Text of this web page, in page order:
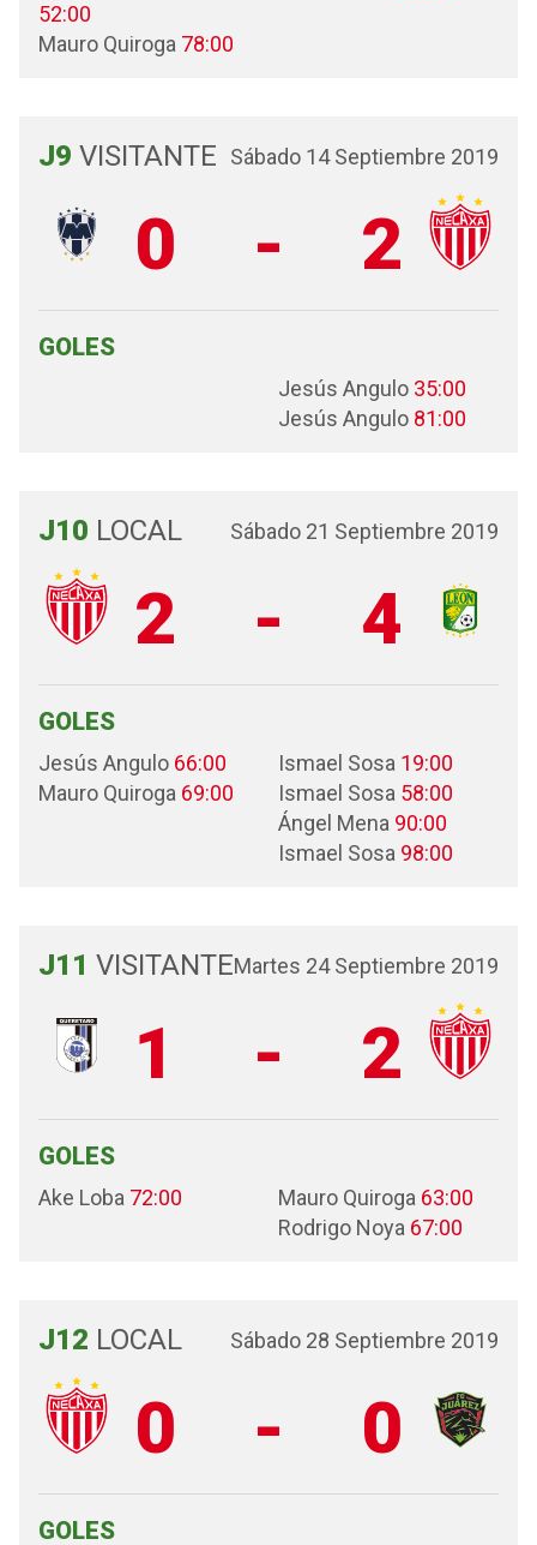
52:00
Mauro Quiroga 78:00
J9 VISITANTE Sábado 14 Septiembre 2019
0 - 2
GOLES
Jesús Angulo 35:00
Jesús Angulo 81:00
J10 LOCAL Sábado 21 Septiembre 2019
2 - 4
GOLES
Jesús Angulo 66:00
Mauro Quiroga 69:00
Ismael Sosa 19:00
Ismael Sosa 58:00
Ángel Mena 90:00
Ismael Sosa 98:00
J11 VISITANTEMartes 24 Septiembre 2019
1 - 2
GOLES
Ake Loba 72:00 Mauro Quiroga 63:00
Rodrigo Noya 67:00
J12 LOCAL Sábado 28 Septiembre 2019
0 - 0
GOLES